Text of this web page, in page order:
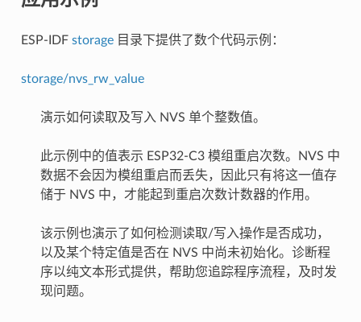
ESP-IDF storage目录下提供了数个代码示例：
storage/nvs_rw_value
演示如何读取及写入 NVS 单个整数值。
此示例中的值表示 ESP32-C3 模组重启次数。NVS 中
数据不会因为模组重启而丢失，因此只有将这一值存
储于 NVS 中，才能起到重启次数计数器的作用。
该示例也演示了如何检测读取/写入操作是否成功，
以及某个特定值是否在 NVS 中尚未初始化。诊断程
序以纯文本形式提供，帮助您追踪程序流程，及时发
现问题。